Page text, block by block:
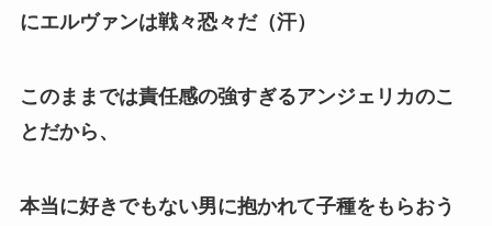
にエルヴァンは戦々恐々だ（汗）
このままでは責任感の強すぎるアンジェリカのこ
とだから、
本当に好きでもない男に抱かれて子種をもらおう